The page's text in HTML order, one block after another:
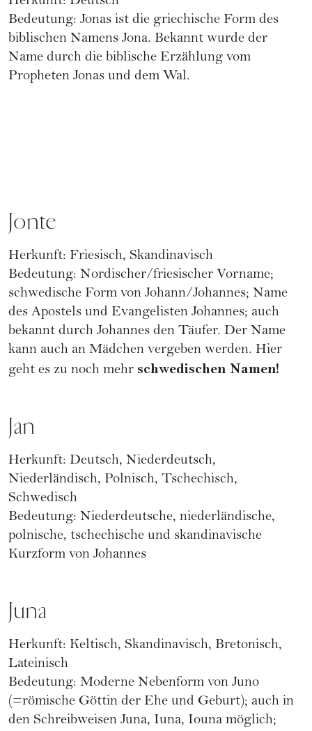
Bedeutung: Jonas ist die griechische Form des
biblischen Namens Jona. Bekannt wurde der
Name durch die biblische Erzählung vom
Propheten Jonas und dem Wal.
Jonte
Herkunft: Friesisch, Skandinavisch
Bedeutung: Nordischer/friesischer Vorname;
schwedische Form von Johann/Johannes; Name
des Apostels und Evangelisten Johannes; auch
bekannt durch Johannes den Täufer. Der Name
kann auch an Mädchen vergeben werden. Hier
geht es zu noch mehr schwedischen Namen!
Jan
Herkunft: Deutsch, Niederdeutsch,
Niederländisch, Polnisch, Tschechisch,
Schwedisch
Bedeutung: Niederdeutsche, niederländische,
polnische, tschechische und skandinavische
Kurzform von Johannes
Juna
Herkunft: Keltisch, Skandinavisch, Bretonisch,
Lateinisch
Bedeutung: Moderne Nebenform von Juno
(=römische Göttin der Ehe und Geburt); auch in
den Schreibweisen Juna, Iuna, Iouna möglich;